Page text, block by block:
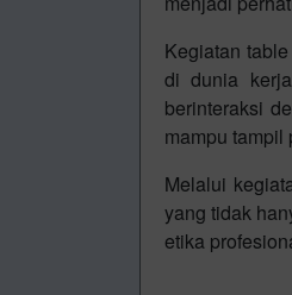
Kegiatan
di dunia
berinteraksi
mampu tampil
Melalui
yang tidak
etika